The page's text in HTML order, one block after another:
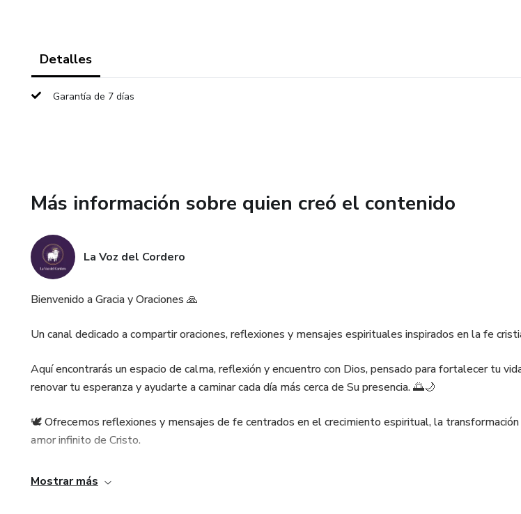
Detalles
Garantía de 7 días
Más información sobre quien creó el contenido
La Voz del Cordero
Bienvenido a Gracia y Oraciones 🙏
Un canal dedicado a compartir oraciones, reflexiones y mensajes espirituales inspirados en la fe
Aquí encontrarás un espacio de calma, reflexión y encuentro con Dios, pensado para fortalecer tu
renovar tu esperanza y ayudarte a caminar cada día más cerca de Su presencia. 🌅🌙
🕊️ Ofrecemos reflexiones y mensajes de fe centrados en el crecimiento espiritual, la
amor infinito de Cristo.
🔔 Únete al canal y permite que cada mensaje fortalezca tu espíritu y te acompañe en tu camino
Mostrar más